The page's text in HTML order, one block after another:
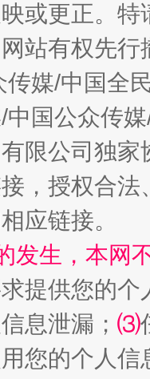
或更正。
站有权先
媒/中国全
中国公众传
限公司独
，授权合
应链接。
发生，本网
提供您的个
息泄漏； ⑶
您的个人